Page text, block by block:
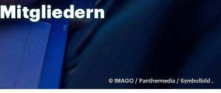
© IMAGO / Panthermedia / Symbolbild,
Mitgliedern